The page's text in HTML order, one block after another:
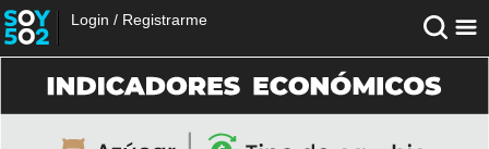
Login / Registrarme